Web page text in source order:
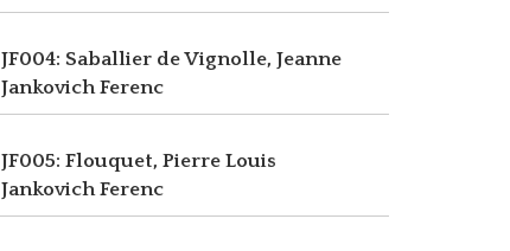
JF004: Saballier de Vignolle, Jeanne
Jankovich Ferenc
JF005: Flouquet, Pierre Louis
Jankovich Ferenc